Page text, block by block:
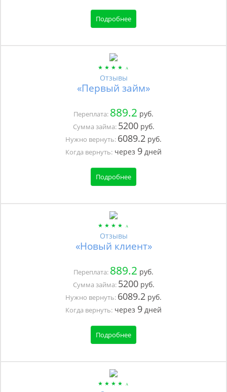
Подробнее
Отзывы
«Первый займ»
Переплата: 889.2 руб.
Сумма займа: 5200руб.
Нужно вернуть: 6089.2 руб.
Когда вернуть: через 9 дней
Подробнее
Отзывы
«Новый клиент»
Переплата: 889.2 руб.
Сумма займа: 5200руб.
Нужно вернуть: 6089.2 руб.
Когда вернуть: через 9 дней
Подробнее